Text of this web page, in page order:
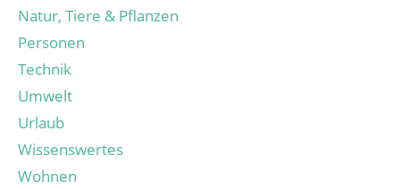
Natur, Tiere & Pflanzen
Personen
Technik
Umwelt
Urlaub
Wissenswertes
Wohnen